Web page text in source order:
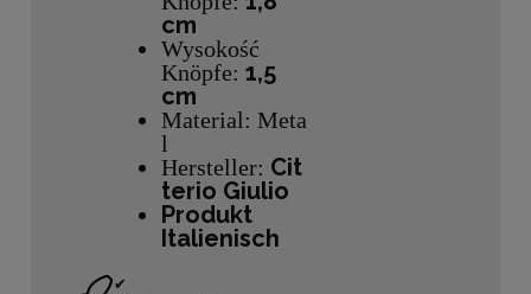
cm
Wysokość
Knöpfe: 1,5
cm
Material: Meta
l
Hersteller: Cit
terio Giulio
Produkt
Italienisch
✔